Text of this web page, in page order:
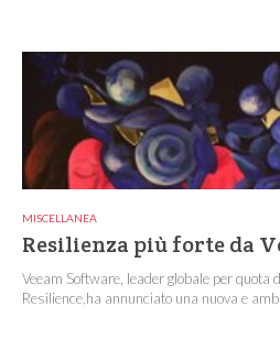
MISCELLANEA
Resilienza più forte da
Veeam Software, leader globale per quota
Resilience,ha annunciato una nuova e